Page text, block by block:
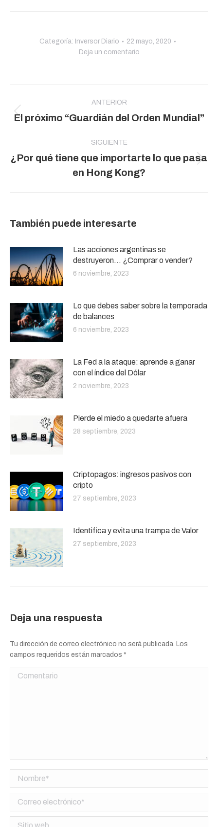
Categoría: Inversor Diario
22 mayo, 2020
Deja un comentario
entre
publicaciones
ANTERIOR
Publicación
El próximo “Guardián del Orden Mundial”
SIGUIENTE
Publicación
siguiente:
¿Por qué tiene que importarte lo que pasa
en Hong Kong?
También puede interesarte
Las acciones argentinas se
destruyeron… ¿Comprar o vender?
6 noviembre, 2023
Lo que debes saber sobre la temporada
de balances
6 noviembre, 2023
La Fed a la ataque: aprende a ganar
con el índice del Dólar
2 noviembre, 2023
Pierde el miedo a quedarte afuera
28 septiembre, 2023
Criptopagos: ingresos pasivos con
cripto
27 septiembre, 2023
Identifica y evita una trampa de Valor
27 septiembre, 2023
Deja una respuesta
Tu dirección de correo electrónico no será publicada. Los
campos requeridos están marcados *
Comentario
Nombre *
Correo electrónico *
Sitio web